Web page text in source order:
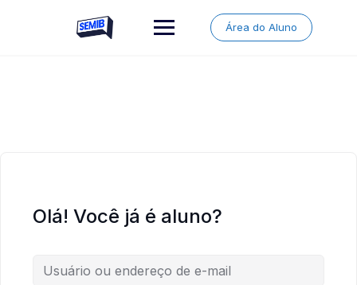
Área do Aluno
Olá! Você já é aluno?